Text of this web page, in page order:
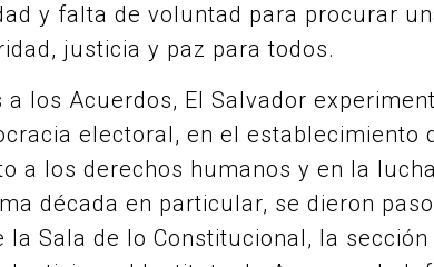
y falta de voluntad para procurar
justicia y paz para todos.
a los Acuerdos, El Salvador
electoral, en el establecimiento
a los derechos humanos y en la
década en particular, se dieron
Sala de lo Constitucional, la sección